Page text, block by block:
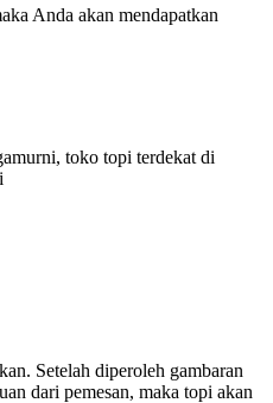
Anda akan mendapatkan
toko topi terdekat di
Setelah diperoleh gambaran
dari pemesan, maka topi akan